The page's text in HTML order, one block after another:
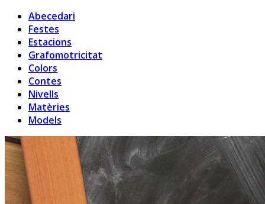
Abecedari
Festes
Estacions
Grafomotricitat
Colors
Contes
Nivells
Matèries
Models